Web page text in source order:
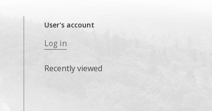
User's account
Log in
Recently viewed